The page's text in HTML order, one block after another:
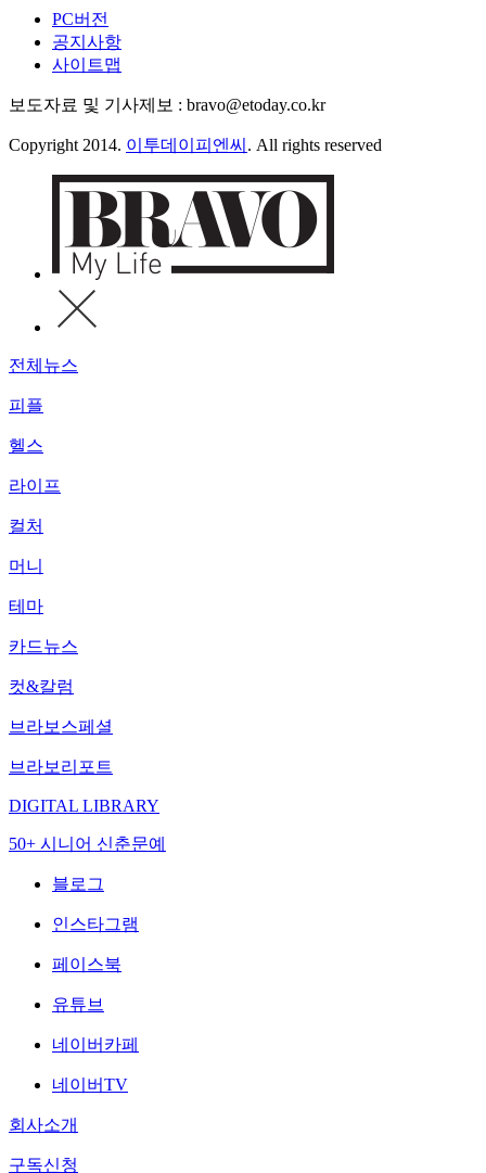
PC버전
공지사항
사이트맵
보도자료 및 기사제보 : bravo@etoday.co.kr
Copyright 2014. 이투데이피엔씨 . All rights reserved
전체뉴스
피플
헬스
라이프
컬처
머니
테마
카드뉴스
컷&칼럼
브라보스페셜
브라보리포트
DIGITAL LIBRARY
50+ 시니어 신춘문예
블로그
인스타그램
페이스북
유튜브
네이버카페
네이버TV
회사소개
구독신청